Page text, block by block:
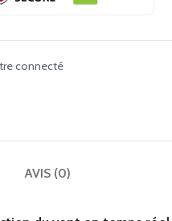
connecté
AVIS (0)